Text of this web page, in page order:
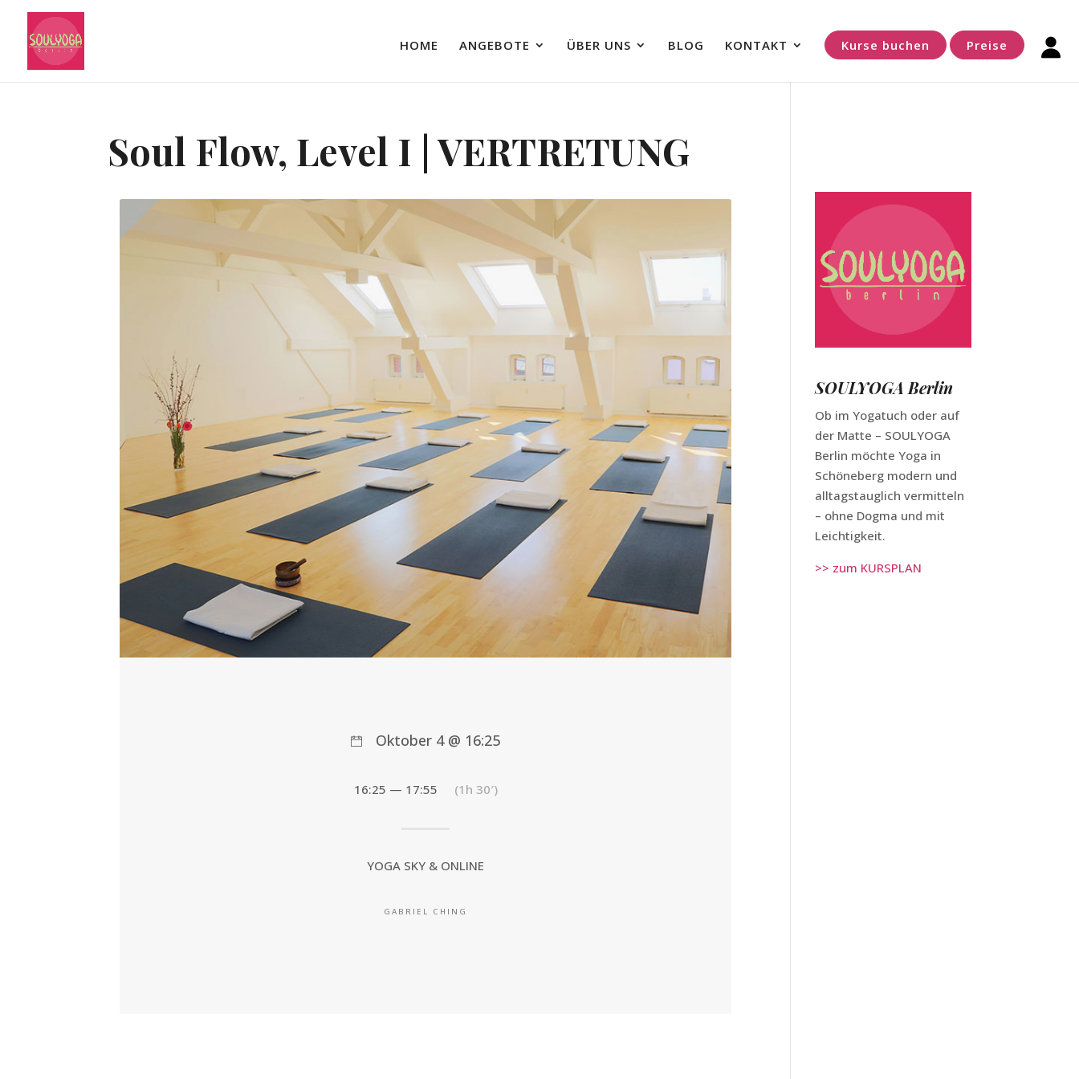
HOME ANGEBOTE ÜBER UNS BLOG KONTAKT Kurse buchen Preise
Soul Flow, Level I | VERTRETUNG
Oktober 4 @ 16:25
16:25 — 17:55 (1h 30′)
YOGA SKY & ONLINE
GABRIEL CHING
SOULYOGA Berlin
Ob im Yogatuch oder auf
der Matte – SOULYOGA
Berlin möchte Yoga in
Schöneberg modern und
alltagstauglich vermitteln
– ohne Dogma und mit
Leichtigkeit.
>> zum KURSPLAN